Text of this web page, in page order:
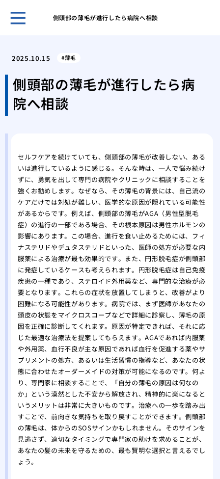
側頭部の薄毛が進行したら病院へ相談
れ
薄
馬
薄
2025.10.15 薄毛
側頭部の薄毛が進行したら病
院へ相談
セルフケアを続けていても、側頭部の薄毛が改善しない、ある
いは進行しているように感じる。そんな時は、一人で悩み続け
ずに、勇気を出して専門の病院やクリニックに相談することを
強くお勧めします。なぜなら、その薄毛の背景には、自己流の
ケアだけでは対処が難しい、医学的な原因が隠れている可能性
があるからです。例えば、側頭部の薄毛がAGA（男性型脱毛
症）の進行の一部である場合、その根本原因は男性ホルモンの
影響にあります。この場合、進行を食い止めるためには、フィ
ナステリドやデュタステリドといった、医師の処方が必要な内
服薬による治療が最も効果的です。また、円形脱毛症が側頭部
に発症しているケースも考えられます。円形脱毛症は自己免疫
疾患の一種であり、ステロイド外用薬など、専門的な治療が必
要となります。これらの症状を放置してしまうと、改善がより
困難になる可能性があります。病院では、まず医師があなたの
頭皮の状態をマイクロスコープなどで詳細に診察し、薄毛の原
因を正確に診断してくれます。原因が特定できれば、それに応
じた最適な治療法を提案してもらえます。AGAであれば内服薬
や外用薬、血行不良が主な原因であれば血行を促進する薬やサ
プリメントの処方、あるいは生活習慣の指導など、あなたの状
態に合わせたオーダーメイドの対策が可能になるのです。何よ
り、専門家に相談することで、「自分の薄毛の原因は何なの
か」という漠然とした不安から解放され、精神的に楽になると
いうメリットは非常に大きいものです。治療への一歩を踏み出
すことで、前向きな気持ちを取り戻すことができます。側頭部
の薄毛は、体からのSOSサインかもしれません。そのサインを
見逃さず、適切なタイミングで専門家の助けを求めることが、
あなたの髪の未来を守るための、最も賢明な選択と言えるでし
ょう。